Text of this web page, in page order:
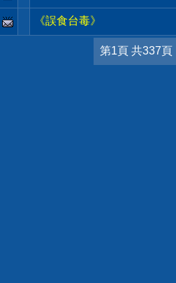
《誤食台毒》
第1頁 共337頁